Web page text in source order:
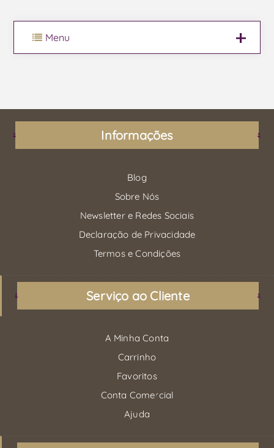
Menu
Informações
Blog
Sobre Nós
Newsletter e Redes Sociais
Declaração de Privacidade
Termos e Condições
Serviço ao Cliente
A Minha Conta
Carrinho
Favoritos
Conta Comercial
Ajuda